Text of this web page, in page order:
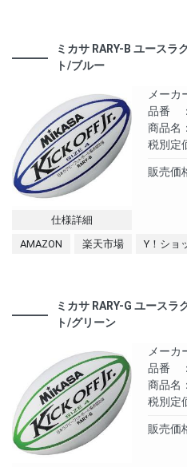
ミカサ RARY-B ユースラ
ト/ブルー
仕様詳細
メーカ
品番
商品名
税別定
販売価
AMAZON 楽天市場 Y！ショ
ミカサ RARY-G ユースラ
ト/グリーン
メーカ
品番
商品名
税別定
販売価